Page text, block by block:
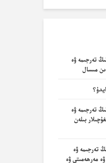
تەرجىمە ۋە
مىسال
تەرجىمە ۋە
بىلەن
تەرجىمە ۋە
مەرھەمىتى ۋە